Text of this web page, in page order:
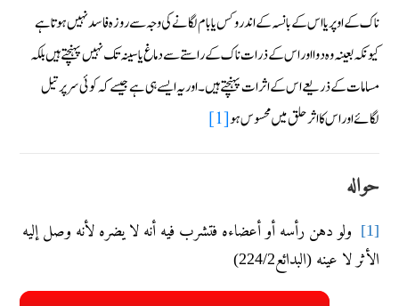
ناک کے اوپر یا اس کے بانسہ کے اندر وکس یا بام لگانے کی وجہ سے روزہ فاسد نہیں ہوتا ہے
کیونکہ بعینہ وہ دوا اور اس کے ذرات ناک کے راستے سے دماغ یا سینہ تک نہیں پہنچتے ہیں بلکہ
مسامات کے ذریعے اس کے اثرات پہنچتے ہیں ۔اور یہ ایسے ہی ہے جیسے کہ کوئی سرپر تیل
لگائے اور اس کا اثر حلق میں محسوس ہو[1]
حواله
[1]
ولو دهن رأسه أو أعضاءه فتشرب فيه أنه لا يضره لأنه وصل إليه
الأثر لا عينه (البدائع224/2)